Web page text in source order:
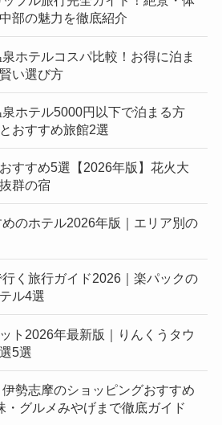
部の魅力を徹底紹介
泉ホテルコスパ比較！お得に泊ま
い選び方
泉ホテル5000円以下で泊まる方
おすすめ旅館2選
すすめ5選【2026年版】花火大
群の宿
のホテル2026年版｜エリア別の
く旅行ガイド2026｜楽パックの
ル4選
ト2026年最新版｜りんくうタウ
5選
伊勢志摩のショッピングおすすめ
・グルメみやげまで徹底ガイド